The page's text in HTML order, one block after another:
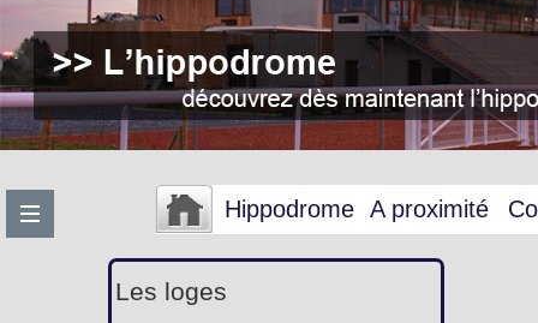
Hippodrome A proximité
Les loges